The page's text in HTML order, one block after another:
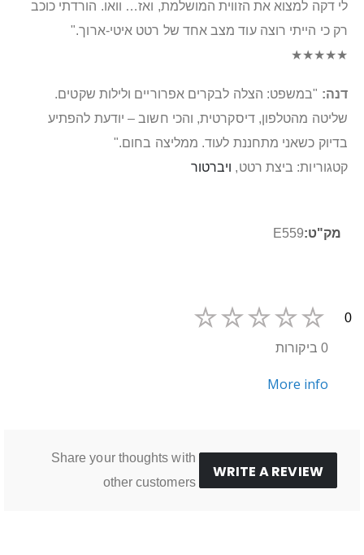
לי דקה למצוא את הזווית המושלמת, ואז… וואו. הורדתי כוכב
רק כי הייתי רוצה עוד מצב אחד של רטט איטי-ארוך."
★★★★★
דנה: "במשפט: הצלה לבקרים אפרוריים ולילות שקטים.
שליטה מהטלפון, דיסקרטית, והכי חשוב – יודעת להפתיע
בדיוק כשאני מתחננת לעוד. ממליצה בחום."
קטגוריות: ביצת רטט, ויברטור
מידע
E559
0
0 ביקורות
More info
WRITE A REVIEW
Share your thoughts with
other customers